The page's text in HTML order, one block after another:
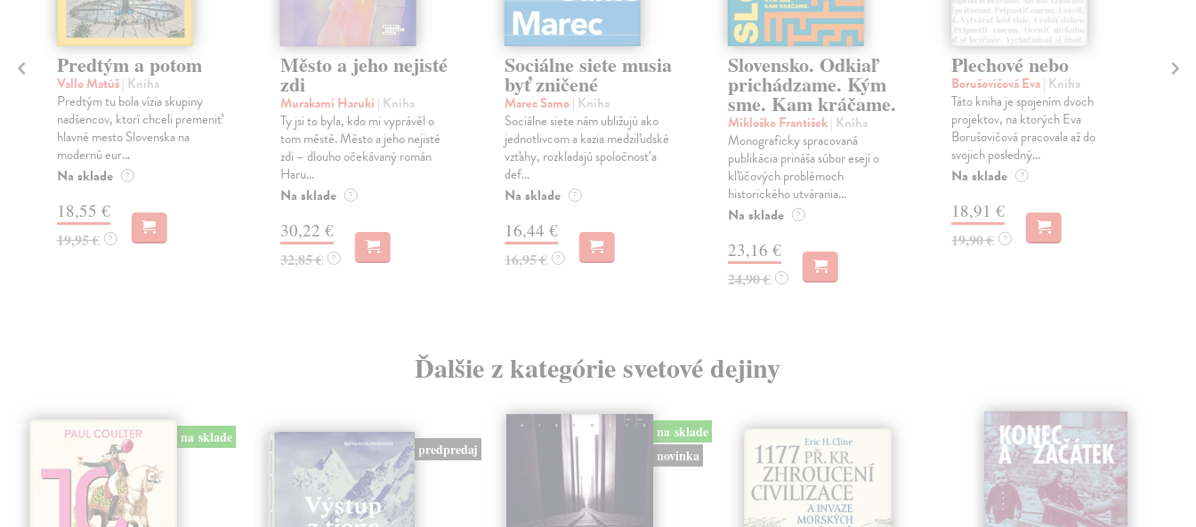
Predtým a potom
Vallo Matúš| Kniha
Predtým tu bola vízia skupiny
nadšencov, ktorí chceli premeniť
hlavné mesto Slovenska na
modernú eur...
Na sklade ?
18,55 €
19,95 € ?
Město a jeho nejisté
zdi
Murakami Haruki | Kniha
Ty jsi to byla, kdo mi vyprávěl o
tom městě. Město a jeho nejisté
zdi – dlouho očekávaný román
Haru...
Na sklade ?
30,22 €
32,85 € ?
Sociálne siete musia
byť zničené
Marec Samo| Kniha
Sociálne siete nám ubližujú ako
jednotlivcom a kazia medziľudské
vzťahy, rozkladajú spoločnosť a
def...
Na sklade ?
16,44 €
16,95 € ?
Slovensko. Odkiaľ
prichádzame. Kým
sme. Kam kráčame.
Mikloško František| Kniha
Monograficky spracovaná
publikácia prináša súbor esejí o
kľúčových problémoch
historického utvárania...
Na sklade ?
23,16 €
24,90 € ?
Plechové nebo
Borušovičová Eva| Kniha
Táto kniha je spojením dvoch
projektov, na ktorých Eva
Borušovičová pracovala až do
svojich posledný...
Na sklade ?
18,91 €
19,90 € ?
Ďalšie z kategórie svetové dejiny
na sklade
predpredaj
na sklade
novinka